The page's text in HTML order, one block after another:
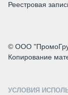
Реестровая
© ООО
Копирование
УСЛОВИЯ